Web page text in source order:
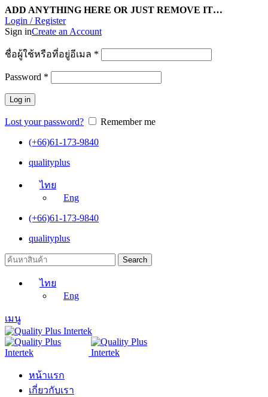
ADD ANYTHING HERE OR JUST REMOVE IT…
Login / Register
Sign inCreate an Account
ชื่อผู้ใช้หรือที่อยู่อีเมล *
Password *
Log in
Lost your password?
Remember me
(+66)61-173-9840
qualityplus
ไทย
Eng
(+66)61-173-9840
qualityplus
Search
ไทย
Eng
เมนู
หน้าแรก
เกี่ยวกับเรา